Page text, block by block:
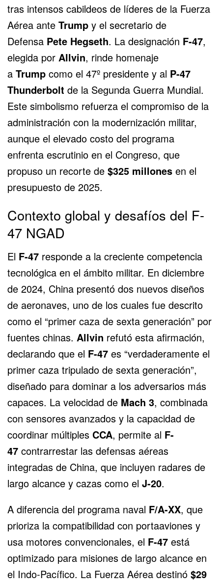
tras intensos cabildeos de líderes de la Fuerza
Aérea ante Trump y el secretario de
Defensa Pete Hegseth. La designación F-47,
elegida por Allvin, rinde homenaje
a Trump como el 47º presidente y al P-47
Thunderbolt de la Segunda Guerra Mundial.
Este simbolismo refuerza el compromiso de la
administración con la modernización militar,
aunque el elevado costo del programa
enfrenta escrutinio en el Congreso, que
propuso un recorte de $325 millones en el
presupuesto de 2025.
Contexto global y desafíos del F-
47 NGAD
El F-47 responde a la creciente competencia
tecnológica en el ámbito militar. En diciembre
de 2024, China presentó dos nuevos diseños
de aeronaves, uno de los cuales fue descrito
como el “primer caza de sexta generación” por
fuentes chinas. Allvin refutó esta afirmación,
declarando que el F-47 es “verdaderamente el
primer caza tripulado de sexta generación”,
diseñado para dominar a los adversarios más
capaces. La velocidad de Mach 3, combinada
con sensores avanzados y la capacidad de
coordinar múltiples CCA, permite al F-
47 contrarrestar las defensas aéreas
integradas de China, que incluyen radares de
largo alcance y cazas como el J-20.
A diferencia del programa naval F/A-XX, que
prioriza la compatibilidad con portaaviones y
usa motores convencionales, el F-47 está
optimizado para misiones de largo alcance en
el Indo-Pacífico. La Fuerza Aérea destinó $29